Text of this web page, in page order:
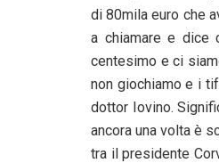
di 80mila euro che
a chiamare e dice
centesimo e ci
non giochiamo e i
dottor Iovino.
ancora una volta è
tra il presidente